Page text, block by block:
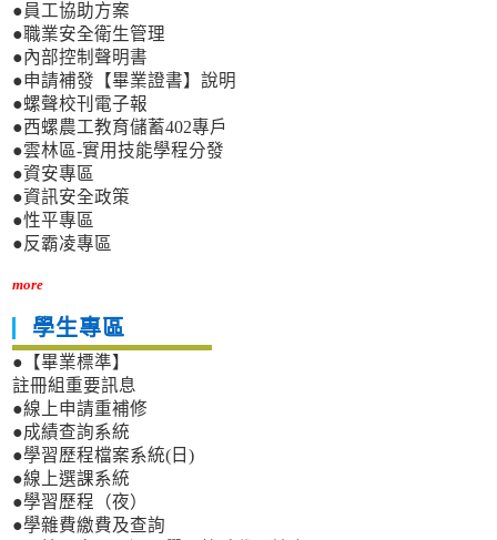
●員工協助方案
●職業安全衛生管理
●內部控制聲明書
●申請補發【畢業證書】說明
●螺聲校刊電子報
●西螺農工教育儲蓄402專戶
●雲林區-實用技能學程分發
●資安專區
●資訊安全政策
●性平專區
●反霸凌專區
more
學生專區
●【畢業標準】
註冊組重要訊息
●線上申請重補修
●成績查詢系統
●學習歷程檔案系統(日)
●線上選課系統
●學習歷程（夜）
●學雜費繳費及查詢